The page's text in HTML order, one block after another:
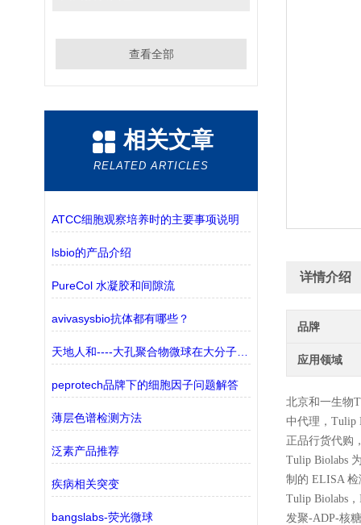
查看全部
相关文章
RELATED ARTICLES
ATCC细胞观察培养时的主要事项说明
lsbio的产品介绍
PureCol 水凝胶和间隙流
avivasysbio抗体都有哪些？
天地人和----大孔聚合物微球在大分子纯化中的应用
peprotech品牌下的细胞因子问题解答
薄层色谱检测方法
泛素产品推荐
疾病相关突变
bangslabs-荧光微球
详情介绍
品牌
应用领域
北京和一生物
中代理， Tulip
正品行货代购
Tulip Biolabs
制的 ELISA
Tulip Biolabs
发聚-ADP-核